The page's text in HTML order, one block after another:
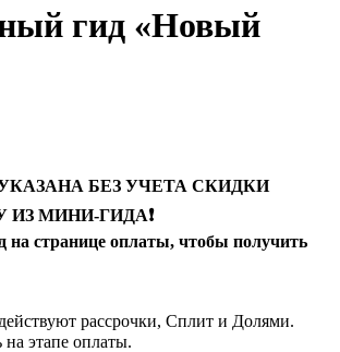
гид «Новый
БЕЗ УЧЕТА СКИДКИ
МИНИ-ГИДА❗️
на странице оплаты, чтобы получить
рассрочки, Сплит и Долями.
этапе оплаты.